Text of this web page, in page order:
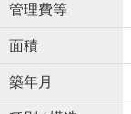
管理費等
面積
築年月